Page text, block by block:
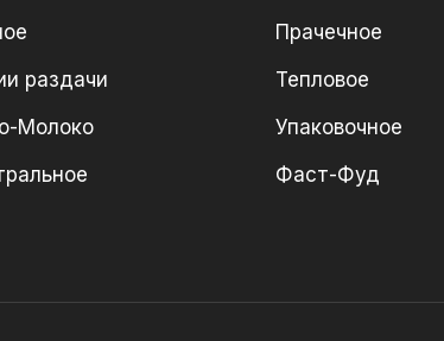
раздачи
Молоко
Прачечное
Тепловое
Упаковочное
Фаст-Фуд